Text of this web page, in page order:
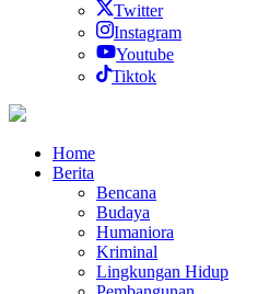
Twitter
Instagram
Youtube
Tiktok
Home
Berita
Bencana
Budaya
Humaniora
Kriminal
Lingkungan Hidup